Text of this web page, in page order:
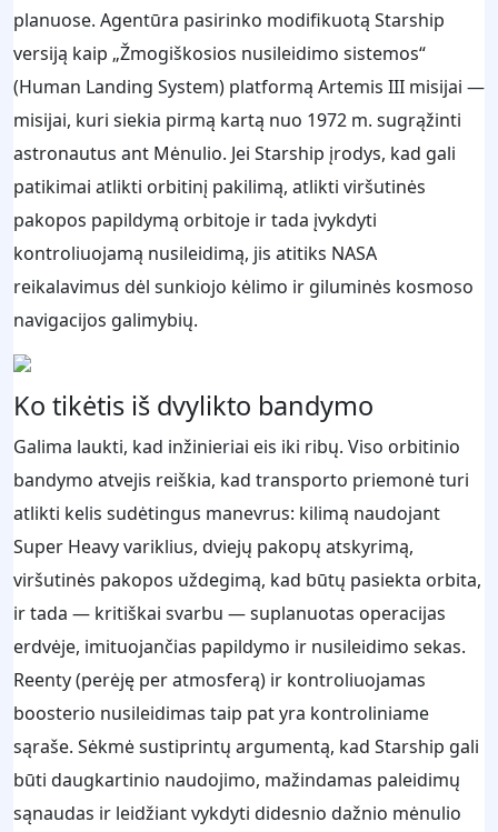
planuose. Agentūra pasirinko modifikuotą Starship
versiją kaip „Žmogiškosios nusileidimo sistemos“
(Human Landing System) platformą Artemis III misijai —
misijai, kuri siekia pirmą kartą nuo 1972 m. sugrąžinti
astronautus ant Mėnulio. Jei Starship įrodys, kad gali
patikimai atlikti orbitinį pakilimą, atlikti viršutinės
pakopos papildymą orbitoje ir tada įvykdyti
kontroliuojamą nusileidimą, jis atitiks NASA
reikalavimus dėl sunkiojo kėlimo ir giluminės kosmoso
navigacijos galimybių.
Ko tikėtis iš dvylikto bandymo
Galima laukti, kad inžinieriai eis iki ribų. Viso orbitinio
bandymo atvejis reiškia, kad transporto priemonė turi
atlikti kelis sudėtingus manevrus: kilimą naudojant
Super Heavy variklius, dviejų pakopų atskyrimą,
viršutinės pakopos uždegimą, kad būtų pasiekta orbita,
ir tada — kritiškai svarbu — suplanuotas operacijas
erdvėje, imituojančias papildymo ir nusileidimo sekas.
Reenty (perėję per atmosferą) ir kontroliuojamas
boosterio nusileidimas taip pat yra kontroliniame
sąraše. Sėkmė sustiprintų argumentą, kad Starship gali
būti daugkartinio naudojimo, mažindamas paleidimų
sąnaudas ir leidžiant vykdyti didesnio dažnio mėnulio